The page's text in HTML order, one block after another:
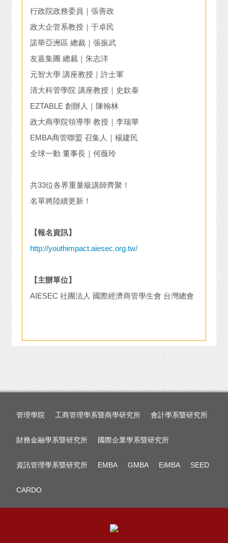
行政院政務委員｜張善政
政大企管系教授｜于卓民
諾華亞洲區 總裁｜張振武
友嘉集團 總裁｜朱志洋
元智大學 講座教授｜許士軍
清大科管學院 講座教授｜史欽泰
EZTABLE 創辦人｜陳翰林
政大商學院領導學 教授｜李瑞華
EMBA商管聯盟 召集人｜楊建民
全球一動 董事長｜何薇玲
共33位各界重量級講師齊聚！
名單將陸續更新！
【報名資訊】
http://youthimpact.aiesec.org.tw/
【主辦單位】
AIESEC 社團法人 國際經濟商管學生會 台灣總會
管理學院 工商管理學系暨商學研究所 會計學系暨研究所
財務金融學系暨研究所 國際企業學系暨研究所
資訊管理學系暨研究所 EMBA GMBA EiMBA SEED
CARDO